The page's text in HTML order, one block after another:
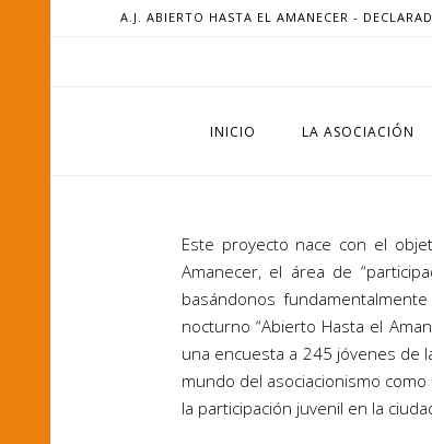
A.J. ABIERTO HASTA EL AMANECER -
INICIO LA ASOCIACIÓN
Este proyecto nace con el
Amanecer, el área de
basándonos
nocturno “Abierto Hasta el
una encuesta a 245 jóvenes de
mundo del asociacionismo
la participación juvenil en la